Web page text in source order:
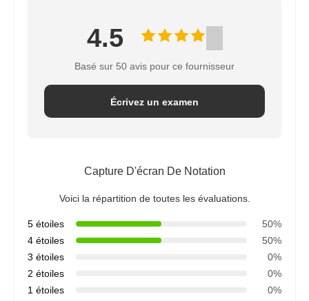
4.5
Basé sur 50 avis pour ce fournisseur
Écrivez un examen
Capture D'écran De Notation
Voici la répartition de toutes les évaluations.
5 étoiles
50%
4 étoiles
50%
3 étoiles
0%
2 étoiles
0%
1 étoiles
0%